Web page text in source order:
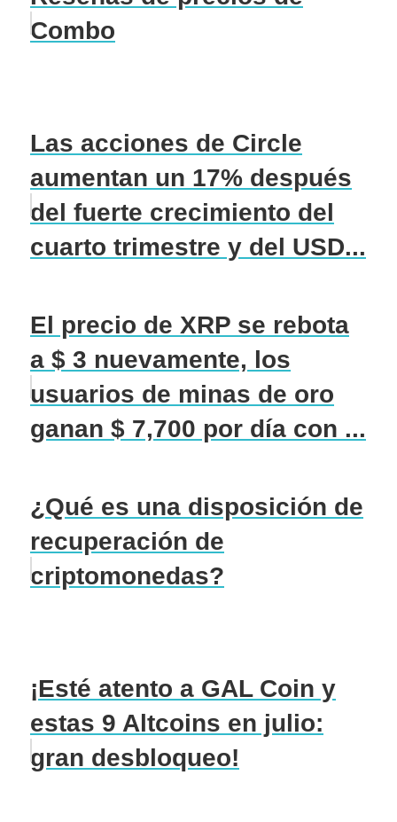
Combo
Las acciones de Circle
aumentan un 17% después
del fuerte crecimiento del
cuarto trimestre y del USD...
El precio de XRP se rebota
a $ 3 nuevamente, los
usuarios de minas de oro
ganan $ 7,700 por día con ...
¿Qué es una disposición de
recuperación de
criptomonedas?
¡Esté atento a GAL Coin y
estas 9 Altcoins en julio:
gran desbloqueo!